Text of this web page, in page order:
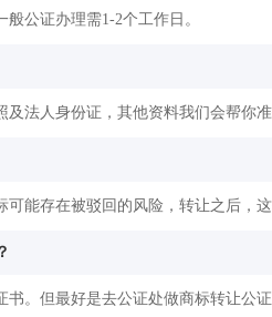
公证办理需1-2个工作日。
法人身份证，其他资料我们会帮你准
能存在被驳回的风险，转让之后，
。但最好是去公证处做商标转让公